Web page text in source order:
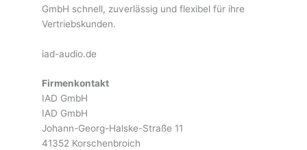
GmbH schnell, zuverlässig und flexibel für ihre
Vertriebskunden.
iad-audio.de
Firmenkontakt
IAD GmbH
IAD GmbH
Johann-Georg-Halske-Straße 11
41352 Korschenbroich